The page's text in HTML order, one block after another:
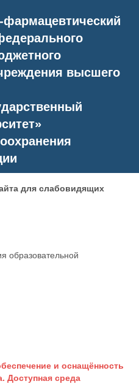
фармацевтический
высшего
для слабовидящих
образовательной
и оснащённость
Доступная среда